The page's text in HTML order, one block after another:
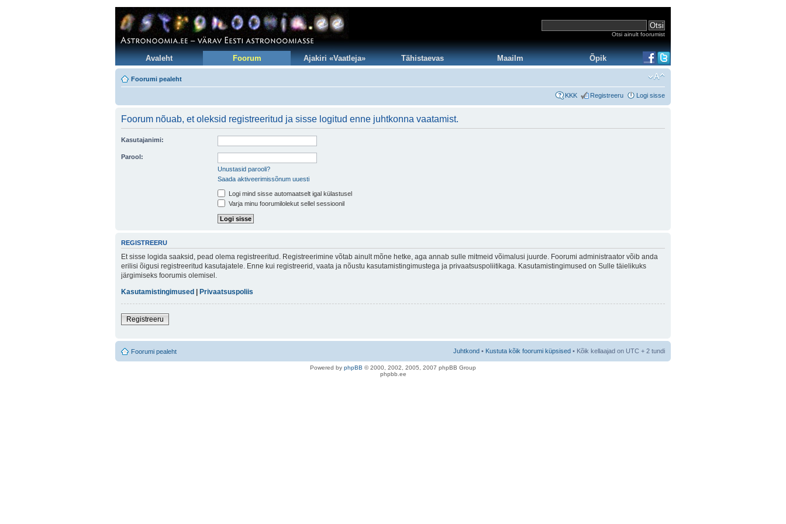
Otsi ainult foorumist
Avaleht Foorum Ajakiri «Vaatleja» Tähistaevas Maailm Õpik
Foorumi pealeht
KKK Registreeru Logi sisse
Foorum nõuab, et oleksid registreeritud ja sisse logitud enne juhtkonna vaatamist.
Kasutajanimi:
Parool:
Unustasid parooli?
Saada aktiveerimissõnum uuesti
Logi mind sisse automaatselt igal külastusel
Varja minu foorumilolekut sellel sessioonil
REGISTREERU
Et sisse logida saaksid, pead olema registreeritud. Registreerimine võtab ainult mõne hetke, aga annab sulle mitmeid võimalusi juurde. Foorumi administraator võib anda
erilisi õigusi registreeritud kasutajatele. Enne kui registreerid, vaata ja nõustu kasutamistingimustega ja privaatsuspoliitikaga. Kasutamistingimused on Sulle täielikuks
järgimiseks foorumis olemisel.
Kasutamistingimused | Privaatsuspoliis
Registreeru
Foorumi pealeht Juhtkond • Kustuta kõik foorumi küpsised • Kõik kellaajad on UTC + 2 tundi
Powered by phpBB © 2000, 2002, 2005, 2007 phpBB Group
phpbb.ee